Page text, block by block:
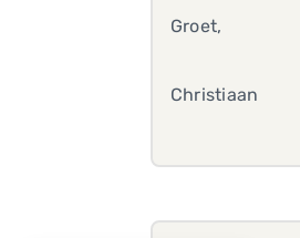
Groet,
Christiaan